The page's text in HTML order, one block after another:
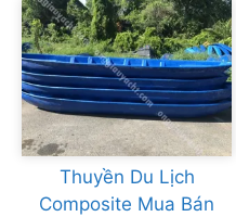
Thuyền Du Lịch
Composite Mua Bán